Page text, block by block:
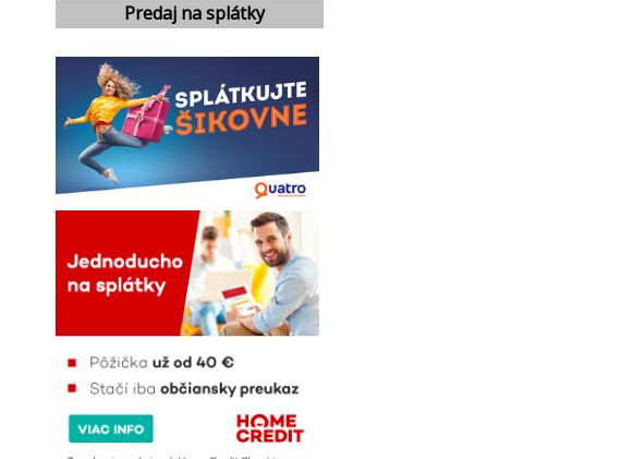
Predaj na splátky